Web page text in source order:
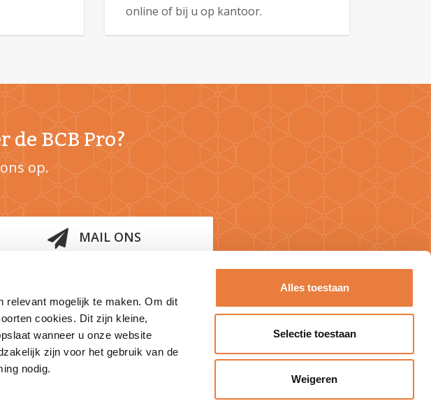
relevant mogelijk te maken. Om dit
cookies. Dit zijn kleine,
wanneer u onze website
zijn voor het gebruik van de
nodig.
Alles toestaan
Selectie toestaan
Weigeren
online of bij u op kantoor.
BCB Pro?
op.
MAIL ONS
OP FACEBOOK